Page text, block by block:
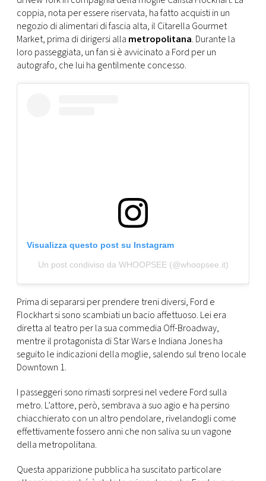
CONSIGLIA
coppia, nota per essere riservata, ha fatto acquisti in un
negozio di alimentari di fascia alta, il Citarella Gourmet
Market, prima di dirigersi alla metropolitana. Durante la
loro passeggiata, un fan si è avvicinato a Ford per un
autografo, che lui ha gentilmente concesso.
Visualizza questo post su Instagram
Un post condiviso da WHOOPSEE (@whoopsee.it)
Prima di separarsi per prendere treni diversi, Ford e
Flockhart si sono scambiati un bacio affettuoso. Lei era
diretta al teatro per la sua commedia Off-Broadway,
mentre il protagonista di Star Wars e Indiana Jones ha
seguito le indicazioni della moglie, salendo sul treno locale
Downtown 1.
I passeggeri sono rimasti sorpresi nel vedere Ford sulla
metro. L’attore, però, sembrava a suo agio e ha persino
chiacchierato con un altro pendolare, rivelandogli come
effettivamente fossero anni che non saliva su un vagone
della metropolitana.
Questa apparizione pubblica ha suscitato particolare